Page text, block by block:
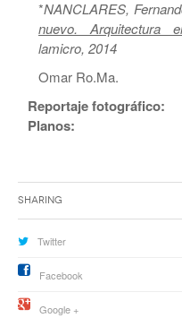
*NANCLARES,
nuevo. Arquitectura
lamicro, 2014
Omar Ro.Ma.
Reportaje fotográfico:
Planos:
Sharing
Twitter
Facebook
Google +